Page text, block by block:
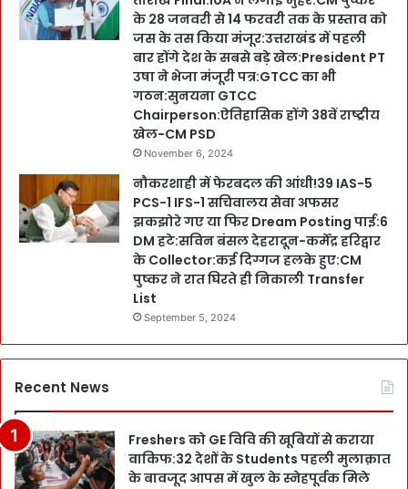
के 28 जनवरी से 14 फरवरी तक के प्रस्ताव को
जस के तस किया मंजूर:उत्तराखंड में पहली
बार होंगे देश के सबसे बड़े खेल:President PT
उषा ने भेजा मंजूरी पत्र:GTCC का भी
गठन:सुनयना GTCC
Chairperson:ऐतिहासिक होंगे 38वें राष्ट्रीय
खेल-CM PSD
November 6, 2024
नौकरशाही में फेरबदल की आंधी!39 IAS-5
PCS-1 IFS-1 सचिवालय सेवा अफसर
झकझोरे गए या फिर Dream Posting पाई:6
DM हटे:सविन बंसल देहरादून-कर्मेंद्र हरिद्वार
के Collector:कई दिग्गज हलके हुए:CM
पुष्कर ने रात घिरते ही निकाली Transfer
List
September 5, 2024
Recent News
Freshers को GE विवि की खूबियों से कराया
वाकिफ:32 देशों के Students पहली मुलाक़ात
के बावजूद आपस में खुल के स्नेहपूर्वक मिले